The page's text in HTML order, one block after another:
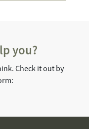
you?
Check it out by